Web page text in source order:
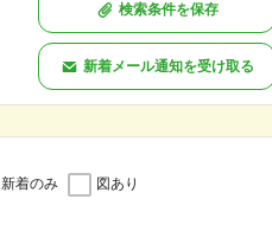
検索条件を保存
新着メール通知を受け取る
新着のみ 図あり